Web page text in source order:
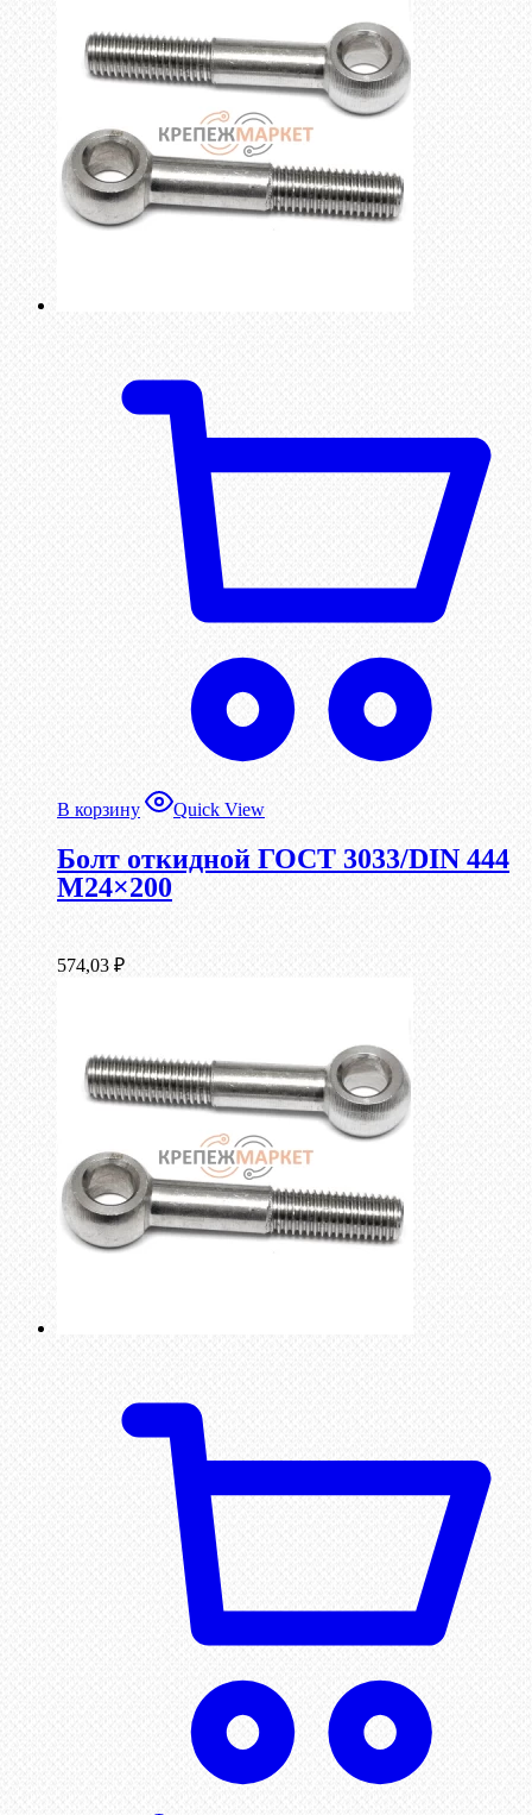
В корзину Quick View
Болт откидной ГОСТ 3033/DIN 444
М24×200
574,03 ₽